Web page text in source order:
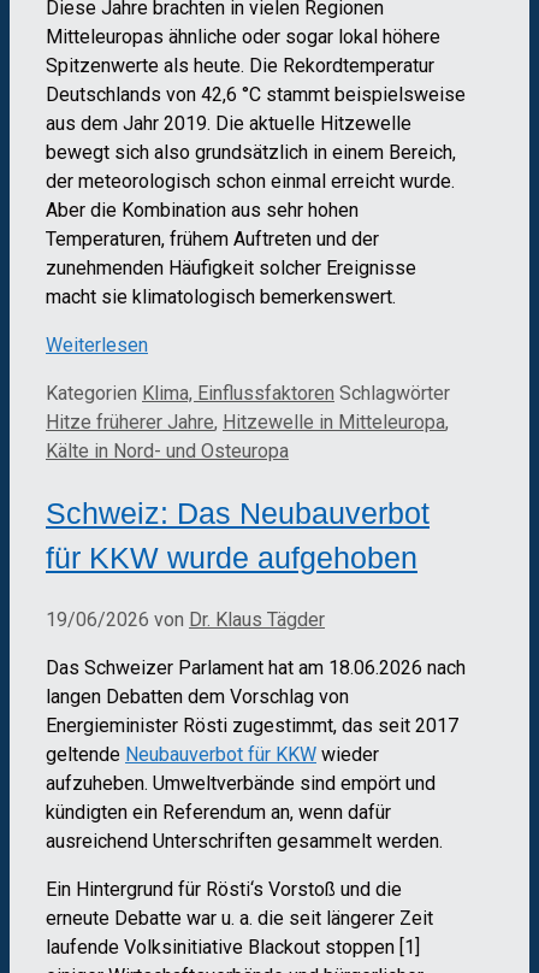
Diese Jahre brachten in vielen Regionen
Mitteleuropas ähnliche oder sogar lokal höhere
Spitzenwerte als heute. Die Rekordtemperatur
Deutschlands von 42,6 °C stammt beispielsweise
aus dem Jahr 2019. Die aktuelle Hitzewelle
bewegt sich also grundsätzlich in einem Bereich,
der meteorologisch schon einmal erreicht wurde.
Aber die Kombination aus sehr hohen
Temperaturen, frühem Auftreten und der
zunehmenden Häufigkeit solcher Ereignisse
macht sie klimatologisch bemerkenswert.
Weiterlesen
Kategorien Klima, Einflussfaktoren Schlagwörter
Hitze früherer Jahre, Hitzewelle in Mitteleuropa,
Kälte in Nord- und Osteuropa
Schweiz: Das Neubauverbot
für KKW wurde aufgehoben
19/06/2026 von Dr. Klaus Tägder
Das Schweizer Parlament hat am 18.06.2026 nach
langen Debatten dem Vorschlag von
Energieminister Rösti zugestimmt, das seit 2017
geltende Neubauverbot für KKW wieder
aufzuheben. Umweltverbände sind empört und
kündigten ein Referendum an, wenn dafür
ausreichend Unterschriften gesammelt werden.
Ein Hintergrund für Rösti‘s Vorstoß und die
erneute Debatte war u. a. die seit längerer Zeit
laufende Volksinitiative Blackout stoppen [1]